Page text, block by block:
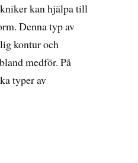
kan hjälpa till
Denna typ av
kontur och
medför. På
typer av